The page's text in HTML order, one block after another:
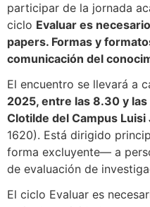
participar de la jornada
ciclo Evaluar es
papers. Formas y
comunicación del
El encuentro se llevará a
2025, entre las 8.30 y
Clotilde del Campus Luisi
1620). Está dirigido
forma excluyente— a
de evaluación de
El ciclo Evaluar es